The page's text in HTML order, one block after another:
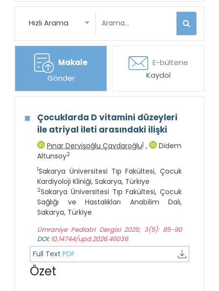
Hızlı Arama
Makale
Gönder
E-bültene
Kaydol
Çocuklarda D vitamini düzeyleri
ile atriyal ileti arasındaki ilişki
Pınar Dervişoğlu Çavdaroğlu1 ,
Didem
Altunsoy2
1Sakarya Üniversitesi Tıp Fakültesi, Çocuk
Kardiyoloji Kliniği, Sakarya, Türkiye
2Sakarya Üniversitesi Tıp Fakültesi, Çocuk
Sağlığı ve Hastalıkları Anabilim Dalı,
Sakarya, Türkiye
Ümraniye Pediatri Dergisi 2025; 3(5): 85-90
DOI: 10.14744/upd.2026.46036
Full Text PDF
Özet